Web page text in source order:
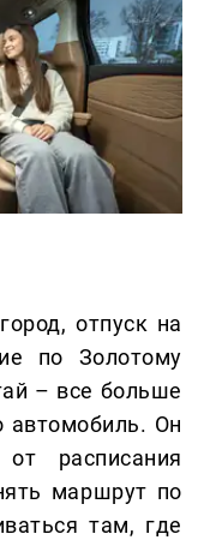
отпуск на
по Золотому
– все больше
автомобиль. Он
расписания
маршрут по
там, где